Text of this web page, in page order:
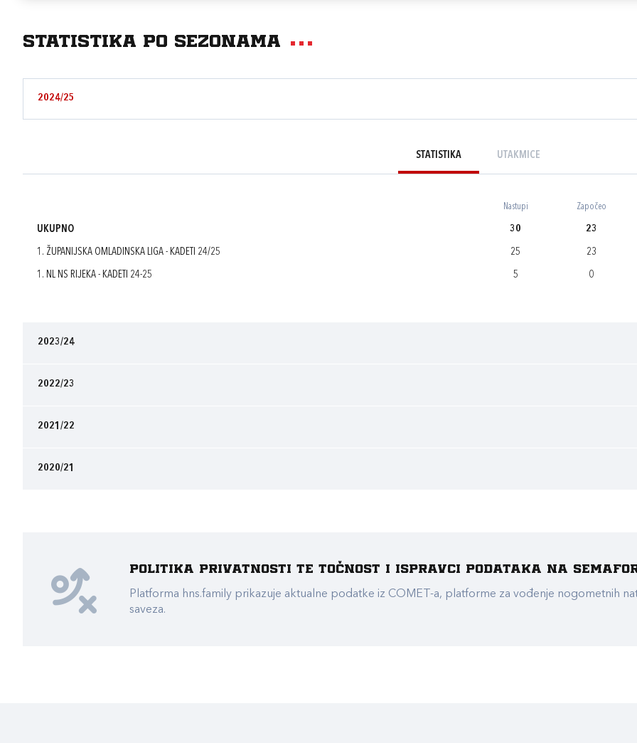
Statistika po sezonama
2024/25
STATISTIKA UTAKMICE
Nastupi Započeo
UKUPNO 30 23
1. ŽUPANIJSKA OMLADINSKA LIGA - KADETI 24/25 25 23
1. NL NS RIJEKA - KADETI 24-25 5 0
2023/24
2022/23
2021/22
2020/21
Politika privatnosti te točnost i ispravci podataka na
Platforma hns.family prikazuje aktualne podatke iz COMET-a, platforme za vođenje nogometnih
saveza.